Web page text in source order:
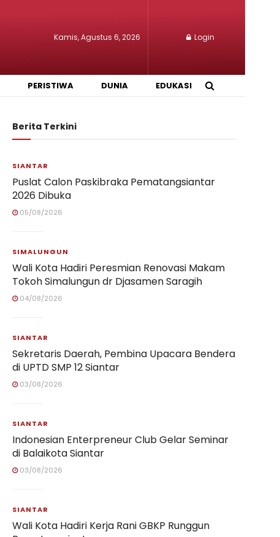
Kamis, Agustus 6, 2026 Login
PERISTIWA DUNIA EDUKASI
Berita Terkini
SIANTAR
Puslat Calon Paskibraka Pematangsiantar
2026 Dibuka
05/08/2026
SIMALUNGUN
Wali Kota Hadiri Peresmian Renovasi Makam
Tokoh Simalungun dr Djasamen Saragih
04/08/2026
SIANTAR
Sekretaris Daerah, Pembina Upacara Bendera
di UPTD SMP 12 Siantar
03/08/2026
SIANTAR
Indonesian Enterpreneur Club Gelar Seminar
di Balaikota Siantar
03/08/2026
SIANTAR
Wali Kota Hadiri Kerja Rani GBKP Runggun